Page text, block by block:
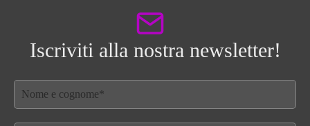
Iscriviti alla nostra newsletter!